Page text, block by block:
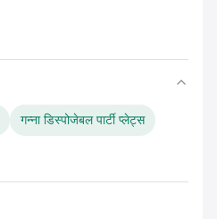
गन्ना डिस्पोजेबल पार्टी प्लेट्स